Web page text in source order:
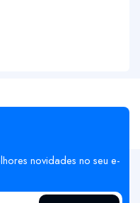
novidades no seu e-